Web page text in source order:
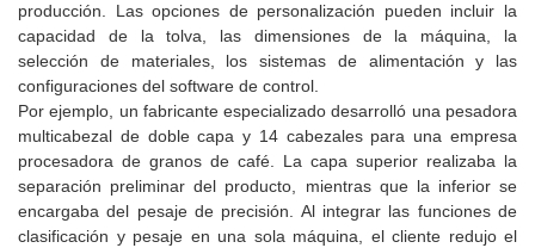
producción. Las opciones de personalización pueden incluir la
capacidad de la tolva, las dimensiones de la máquina, la
selección de materiales, los sistemas de alimentación y las
configuraciones del software de control.
Por ejemplo, un fabricante especializado desarrolló una pesadora
multicabezal de doble capa y 14 cabezales para una empresa
procesadora de granos de café. La capa superior realizaba la
separación preliminar del producto, mientras que la inferior se
encargaba del pesaje de precisión. Al integrar las funciones de
clasificación y pesaje en una sola máquina, el cliente redujo el